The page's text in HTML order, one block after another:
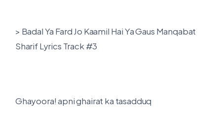
> Badal Ya Fard Jo Kaamil Hai Ya Gaus Manqabat
Sharif Lyrics Track #3
Ghayoora! apni ghairat ka tasadduq